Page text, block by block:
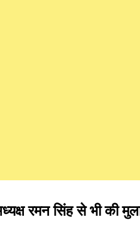
रमन सिंह से भी की